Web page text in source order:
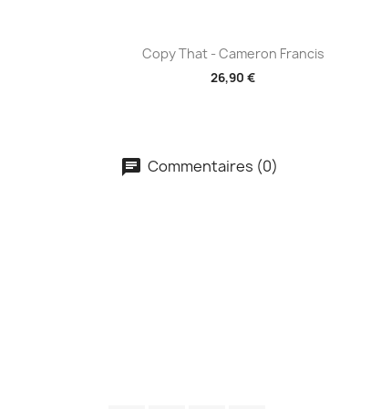
Aperçu rapide
Copy That - Cameron Francis
26,90 €
Commentaires (0)